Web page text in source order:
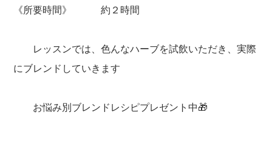
《所要時間》 約２時間
レッスンでは、色んなハーブを試飲いただき、実際
にブレンドしていきます
お悩み別ブレンドレシピプレゼント中🎁